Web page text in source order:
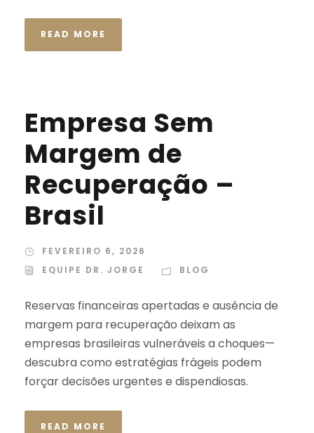
READ MORE
Empresa Sem
Margem de
Recuperação –
Brasil
FEVEREIRO 6, 2026
EQUIPE DR. JORGE
BLOG
Reservas financeiras apertadas e ausência de
margem para recuperação deixam as
empresas brasileiras vulneráveis a choques—
descubra como estratégias frágeis podem
forçar decisões urgentes e dispendiosas.
READ MORE